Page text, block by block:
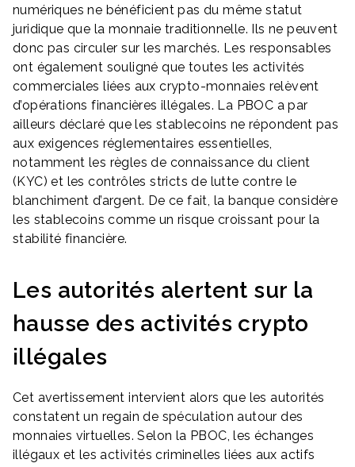
numériques ne bénéficient pas du même statut
juridique que la monnaie traditionnelle. Ils ne peuvent
donc pas circuler sur les marchés. Les responsables
ont également souligné que toutes les activités
commerciales liées aux crypto-monnaies relèvent
d’opérations financières illégales. La PBOC a par
ailleurs déclaré que les stablecoins ne répondent pas
aux exigences réglementaires essentielles,
notamment les règles de connaissance du client
(KYC) et les contrôles stricts de lutte contre le
blanchiment d’argent. De ce fait, la banque considère
les stablecoins comme un risque croissant pour la
stabilité financière.
Les autorités alertent sur la
hausse des activités crypto
illégales
Cet avertissement intervient alors que les autorités
constatent un regain de spéculation autour des
monnaies virtuelles. Selon la PBOC, les échanges
illégaux et les activités criminelles liées aux actifs